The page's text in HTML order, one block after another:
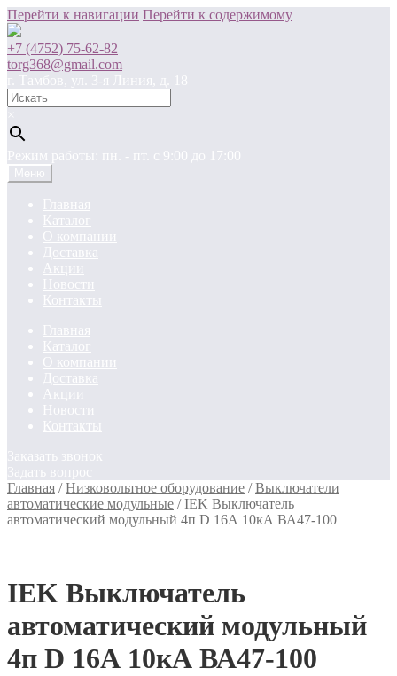
Перейти к навигации Перейти к содержимому
+7 (4752) 75-62-82
torg368@gmail.com
г. Тамбов, ул. 3-я Линия, д. 18
×
Режим работы: пн. - пт. c 9:00 до 17:00
Меню
Главная
Каталог
О компании
Доставка
Акции
Новости
Контакты
Главная
Каталог
О компании
Доставка
Акции
Новости
Контакты
Заказать звонок
Задать вопрос
Главная /Низковольтное оборудование /Выключатели
автоматические модульные /IEK Выключатель
автоматический модульный 4п D 16А 10кА ВА47-100
IEK Выключатель
автоматический модульный
4п D 16А 10кА ВА47-100